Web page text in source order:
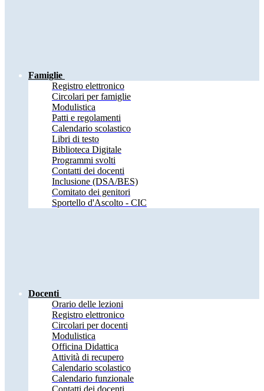
Famiglie
Registro elettronico
Circolari per famiglie
Modulistica
Patti e regolamenti
Calendario scolastico
Libri di testo
Biblioteca Digitale
Programmi svolti
Contatti dei docenti
Inclusione (DSA/BES)
Comitato dei genitori
Sportello d'Ascolto - CIC
Docenti
Orario delle lezioni
Registro elettronico
Circolari per docenti
Modulistica
Officina Didattica
Attività di recupero
Calendario scolastico
Calendario funzionale